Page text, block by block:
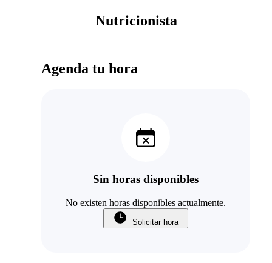
Nutricionista
Agenda tu hora
Sin horas disponibles
No existen horas disponibles actualmente.
Solicitar hora